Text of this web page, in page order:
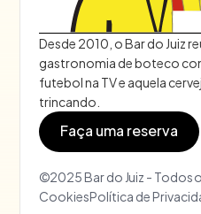
Desde 2010, o Bar do Juiz
gastronomia de boteco
futebol na TV e aquela
trincando.
Faça uma reserva
©2025 Bar do Juiz - Todos
CookiesPolítica de